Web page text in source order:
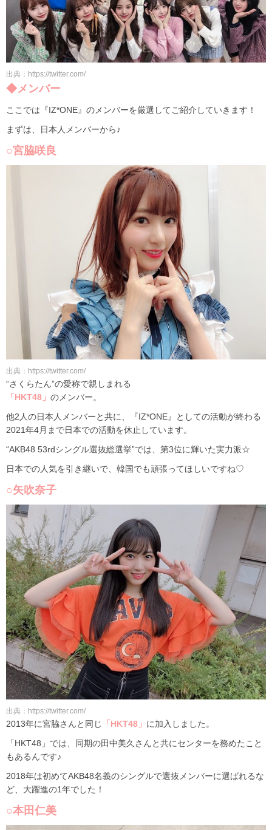
出典：https://twitter.com/
◆メンバー
ここでは『IZ*ONE』のメンバーを厳選してご紹介していきます！
まずは、日本人メンバーから♪
○宮脇咲良
出典：https://twitter.com/
“さくらたん”の愛称で親しまれる
「HKT48」 のメンバー。
他2人の日本人メンバーと共に、『IZ*ONE』としての活動が終わる
2021年4月まで日本での活動を休止しています。
“AKB48 53rdシングル選抜総選挙”では、第3位に輝いた実力派☆
日本での人気を引き継いで、韓国でも頑張ってほしいですね♡
○矢吹奈子
出典：https://twitter.com/
2013年に宮脇さんと同じ 「HKT48」 に加入しました。
「HKT48」では、同期の田中美久さんと共にセンターを務めたこと
もあるんです♪
2018年は初めてAKB48名義のシングルで選抜メンバーに選ばれるな
ど、大躍進の1年でした！
○本田仁美